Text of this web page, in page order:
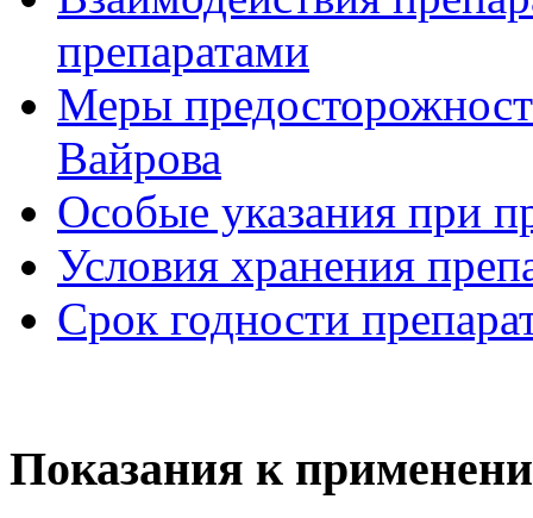
препаратами
Меры
Вайрова
Особые указания при
Условия хранения
Срок годности
Показания к